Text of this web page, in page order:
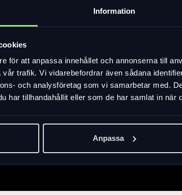
Information
för att anpassa innehållet och annonserna till
trafik. Vi vidarebefordrar även sådana
och analysföretag som vi samarbetar med.
har tillhandahållit eller som de har samlat in när
Anpassa
och tillbehör finns där de behövs när du
har lång livslängd så du inte repar lacken på
cykeln/motorcykeln. Med Cobra-
ansträngande att även dra låset igenom
– både hemma och på resa.